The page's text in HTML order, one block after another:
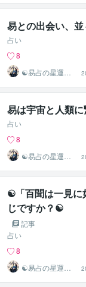
易との出会い、
占い
8
☯易占の星運河
易は宇宙と人類
占い
8
☯易占の星運河
☯「百聞は一見に
じですか？☯
記事
占い
8
☯易占の星運河